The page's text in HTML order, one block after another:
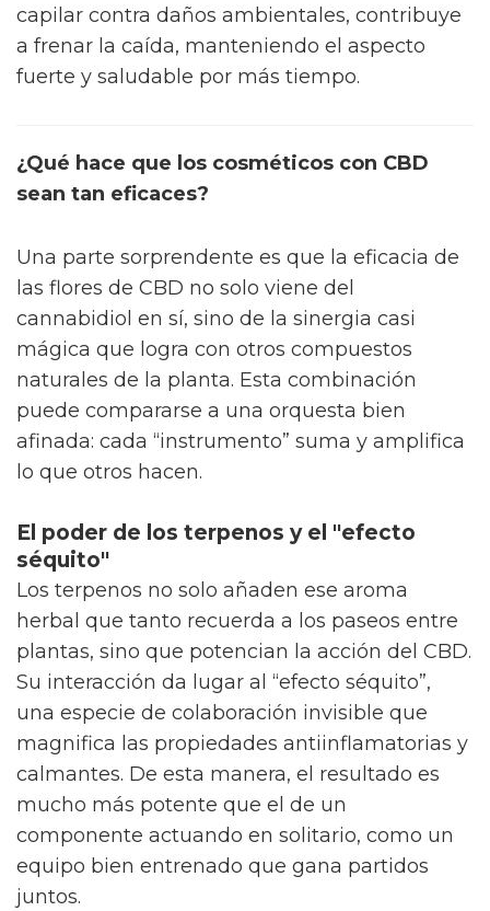
capilar contra daños ambientales, contribuye
a frenar la caída, manteniendo el aspecto
fuerte y saludable por más tiempo.
¿Qué hace que los cosméticos con CBD
sean tan eficaces?
Una parte sorprendente es que la eficacia de
las flores de CBD no solo viene del
cannabidiol en sí, sino de la sinergia casi
mágica que logra con otros compuestos
naturales de la planta. Esta combinación
puede compararse a una orquesta bien
afinada: cada “instrumento” suma y amplifica
lo que otros hacen.
El poder de los terpenos y el "efecto
séquito"
Los terpenos no solo añaden ese aroma
herbal que tanto recuerda a los paseos entre
plantas, sino que potencian la acción del CBD.
Su interacción da lugar al “efecto séquito”,
una especie de colaboración invisible que
magnifica las propiedades antiinflamatorias y
calmantes. De esta manera, el resultado es
mucho más potente que el de un
componente actuando en solitario, como un
equipo bien entrenado que gana partidos
juntos.